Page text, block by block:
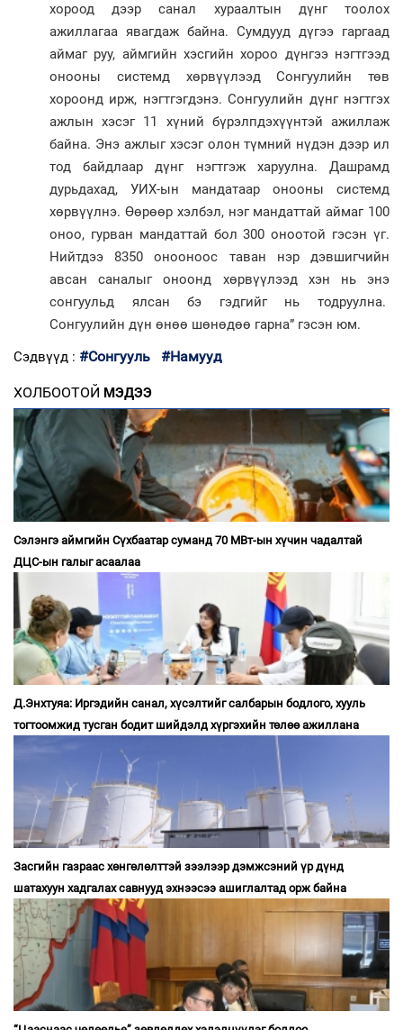
хороод дээр санал хураалтын дүнг тоолох
ажиллагаа явагдаж байна. Сумдууд дүгээ гаргаад
аймаг руу, аймгийн хэсгийн хороо дүнгээ нэгтгээд
онооны системд хөрвүүлээд Сонгуулийн төв
хороонд ирж, нэгтгэгдэнэ. Сонгуулийн дүнг нэгтгэх
ажлын хэсэг 11 хүний бүрэлпдэхүүнтэй ажиллаж
байна. Энэ ажлыг хэсэг олон түмний нүдэн дээр ил
тод байдлаар дүнг нэгтгэж харуулна. Дашрамд
дурьдахад, УИХ-ын мандатаар онооны системд
хөрвүүлнэ. Өөрөөр хэлбэл, нэг мандаттай аймаг 100
оноо, гурван мандаттай бол 300 оноотой гэсэн үг.
Нийтдээ 8350 онооноос таван нэр дэвшигчийн
авсан саналыг оноонд хөрвүүлээд хэн нь энэ
сонгуульд ялсан бэ гэдгийг нь тодруулна.
Сонгуулийн дүн өнөө шөнөдөө гарна” гэсэн юм.
Сэдвүүд : #Сонгууль #Намууд
ХОЛБООТОЙ МЭДЭЭ
Сэлэнгэ аймгийн Сүхбаатар суманд 70 МВт-ын хүчин чадалтай
ДЦС-ын галыг асаалаа
Д.Энхтуяа: Иргэдийн санал, хүсэлтийг салбарын бодлого, хууль
тогтоомжид тусган бодит шийдэлд хүргэхийн төлөө ажиллана
Засгийн газраас хөнгөлөлттэй зээлээр дэмжсэний үр дүнд
шатахуун хадгалах савнууд эхнээсээ ашиглалтад орж байна